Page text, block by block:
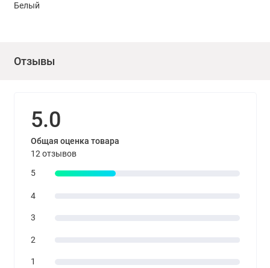
Белый
Отзывы
5.0
Общая оценка товара
12 отзывов
5
4
3
2
1